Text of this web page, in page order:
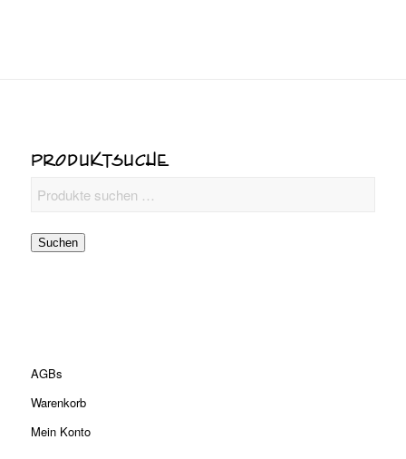
PRODUKTSUCHE
Suchen
AGBs
Warenkorb
Mein Konto